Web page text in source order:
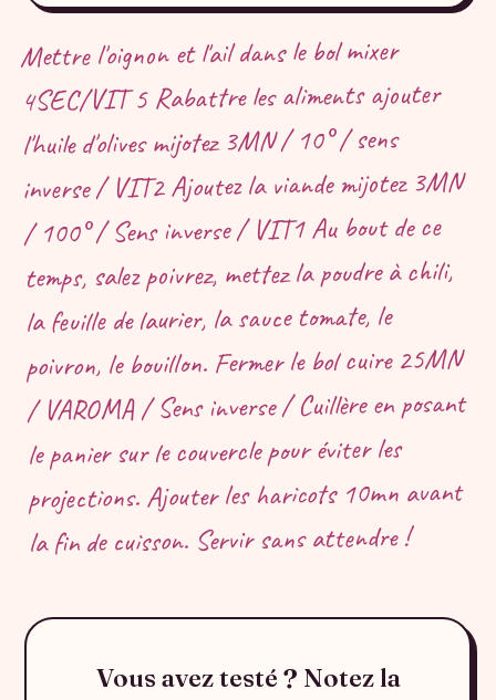
Mettre l'oignon et l'ail dans le bol mixer
4SEC/VIT 5 Rabattre les aliments ajouter
l'huile d'olives mijotez 3MN / 10° / sens
inverse / VIT2 Ajoutez la viande mijotez 3MN
/ 100° / Sens inverse / VIT1 Au bout de ce
temps, salez poivrez, mettez la poudre à chili,
la feuille de laurier, la sauce tomate, le
poivron, le bouillon. Fermer le bol cuire 25MN
/ VAROMA / Sens inverse / Cuillère en posant
le panier sur le couvercle pour éviter les
projections. Ajouter les haricots 10mn avant
la fin de cuisson. Servir sans attendre !
Vous avez testé ? Notez la